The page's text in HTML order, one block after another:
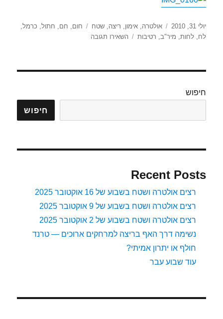
פורסם
בתאריך
יולי 31, 2010 קטגוריות
אולטרה,אימון, ריצה,שטח תגיות
חום, חם, חתול, כרמל,
לח,לחות, מיר"ב, רטיבות השאירו תגובה
ריצה
חיפוש
חיפוש
Recent Posts
רצים אולטרה ושטח בשבוע של 16 אוקטובר 2025
רצים אולטרה ושטח בשבוע של 9 אוקטובר 2025
רצים אולטרה ושטח בשבוע של 2 אוקטובר 2025
נשימה דרך האף בריצה למרחקים ארוכים — טרנד
חולף או יתרון אמיתי?
עוד שבוע עבר